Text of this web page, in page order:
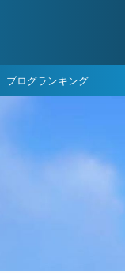
ブログランキング